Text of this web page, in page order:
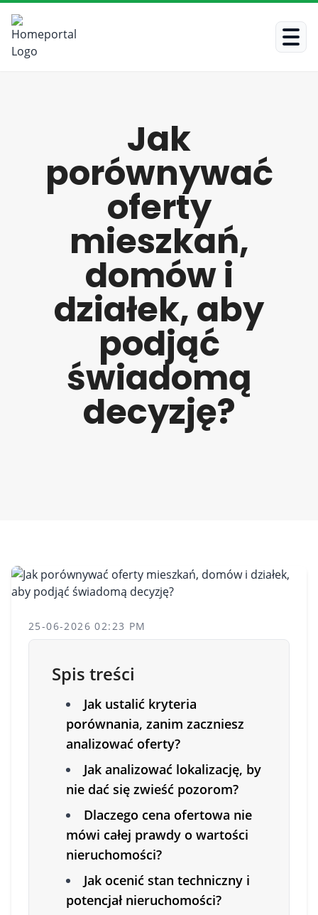
Jak
porównywać
oferty
mieszkań,
domów i
działek, aby
podjąć
świadomą
decyzję?
25-06-2026 02:23 PM
Spis treści
Jak ustalić kryteria
porównania, zanim zaczniesz
analizować oferty?
Jak analizować lokalizację, by
nie dać się zwieść pozorom?
Dlaczego cena ofertowa nie
mówi całej prawdy o wartości
nieruchomości?
Jak ocenić stan techniczny i
potencjał nieruchomości?